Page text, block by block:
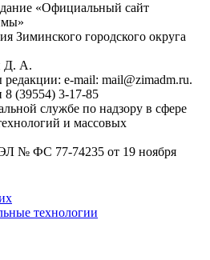
«Официальный сайт
Зиминского городского округа
Д. А.
редакции: e-mail: mail@zimadm.ru.
8 (39554) 3-17-85
службе по надзору в сфере
и массовых
№ ФС 77-74235 от 19 ноября
технологии